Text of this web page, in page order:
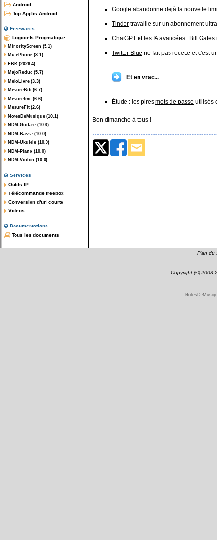
Android
Top Applis Android
Freewares
Logiciels Progmatique
MinorityScreen (5.1)
MutePhone (3.1)
FBR (2026.4)
MajoReduc (5.7)
MeloLivre (3.3)
MesureBib (6.7)
MesureImc (6.6)
MesureFit (2.6)
NotesDeMusique (10.1)
NDM-Guitare (10.0)
NDM-Basse (10.0)
NDM-Ukulele (10.0)
NDM-Piano (10.0)
NDM-Violon (10.0)
Services
Outils IP
Télécommande freebox
Conversion d'url courte
Vidéos
Documentations
Tous les documents
Google abandonne déjà la nouvelle
Tinder travaille sur un abonnement
ChatGPT et les IA avancées : Bill
Twitter Blue ne fait pas recette et c'est
Et en vrac...
Étude : les pires mots de passe utilisés
Bon dimanche à tous !
Plan du
Copyright (©) 2003-